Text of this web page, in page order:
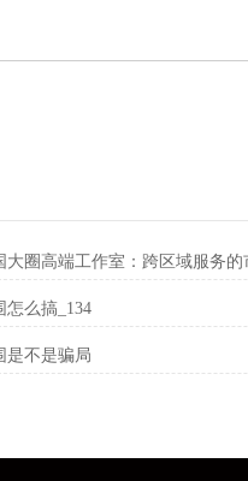
大圈高端工作室‌：跨区域服务
怎么搞_134
是不是骗局